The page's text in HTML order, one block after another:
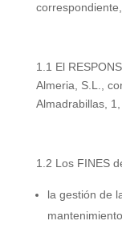
1.1 El
Almeria, S.L.,
Almadrabillas,
1.2 Los FINES
la gestión de